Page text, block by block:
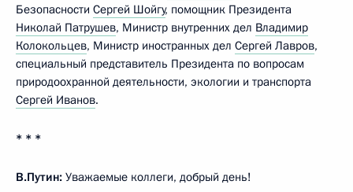
Безопасности Сергей Шойгу, помощник Президента
Николай Патрушев, Министр внутренних дел Владимир
Колокольцев, Министр иностранных дел Сергей Лавров,
специальный представитель Президента по вопросам
природоохранной деятельности, экологии и транспорта
Сергей Иванов.
* * *
В.Путин: Уважаемые коллеги, добрый день!